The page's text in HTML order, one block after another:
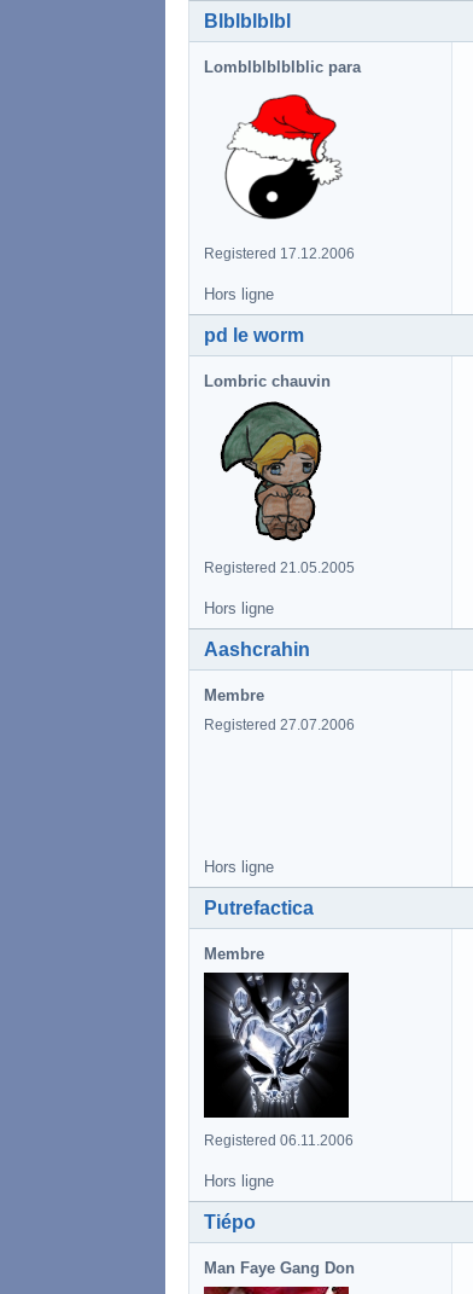
Blblblblbl
Lomblblblblblic para
Registered 17.12.2006
Hors ligne
pd le worm
Lombric chauvin
Registered 21.05.2005
Hors ligne
Aashcrahin
Membre
Registered 27.07.2006
Hors ligne
Putrefactica
Membre
Registered 06.11.2006
Hors ligne
Tiépo
Man Faye Gang Don